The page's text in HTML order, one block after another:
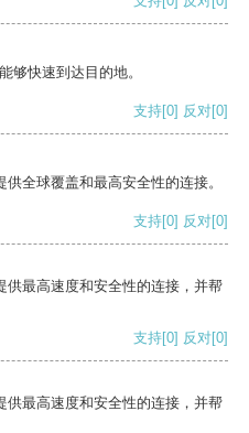
够快速到达目的地。
支持[0] 反对[0]
全球覆盖和最高安全性的连接。
支持[0] 反对[0]
最高速度和安全性的连接，并帮
支持[0] 反对[0]
最高速度和安全性的连接，并帮